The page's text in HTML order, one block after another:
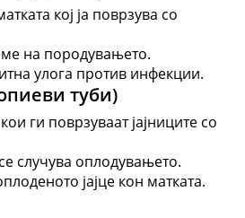
кој ја поврзува со
на породувањето.
улога против инфекции.
туби)
ги поврзуваат јајниците со
случува оплодувањето.
јајце кон матката.